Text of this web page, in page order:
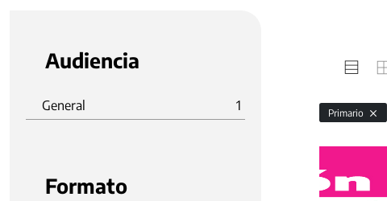
Audiencia
General 1
Formato
Primario